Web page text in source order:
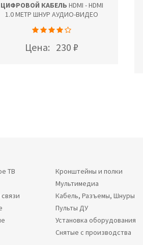
ЦИФРОВОЙ КАБЕЛЬ HDMI - HDMI
1.0 МЕТР ШНУР АУДИО-ВИДЕО
Цена: 230 ₽
ТВ
Кронштейны и полки
Мультимедиа
Кабель, Разъемы, Шнуры
Пульты ДУ
Установка оборудования
Снятые с производства